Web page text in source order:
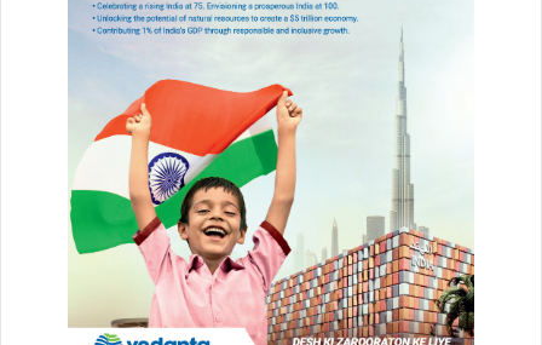
byju's teacher login byju's xcel login
india cricket match today
indian cricket team 2022
indian cricket team players
indian cricket team players 2022
indian cricket team schedule